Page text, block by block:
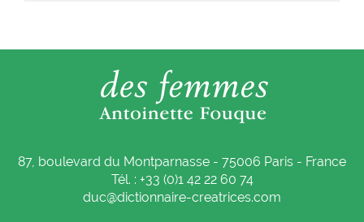
87, boulevard du Montparnasse - 75006 Paris - France
Tél. : +33 (0)1 42 22 60 74
duc@dictionnaire-creatrices.com